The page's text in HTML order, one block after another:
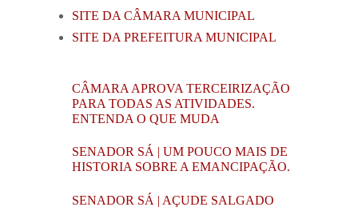
SITE DA CÂMARA MUNICIPAL
SITE DA PREFEITURA MUNICIPAL
CÂMARA APROVA TERCEIRIZAÇÃO
PARA TODAS AS ATIVIDADES.
ENTENDA O QUE MUDA
SENADOR SÁ | UM POUCO MAIS DE
HISTORIA SOBRE A EMANCIPAÇÃO.
SENADOR SÁ | AÇUDE SALGADO